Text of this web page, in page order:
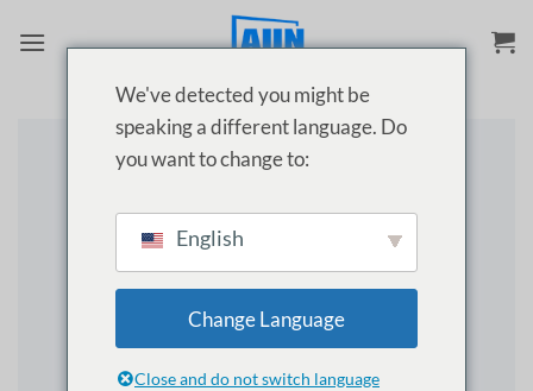
কীভাবে সাহায্য করতে পারি?
সিলেক্ট করুন, সমস্যা খুঁজুন, ভিডিও দেখুন। সমাধান না হলে এক
ক্লিকে WhatsApp করুন।
We've detected you might be
speaking a different language. Do
you want to change to:
English
Change Language
Close and do not switch language